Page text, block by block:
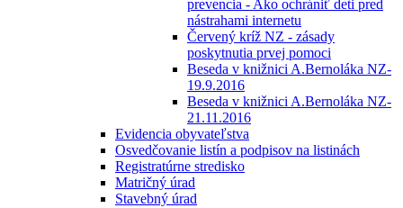
prevencia - Ako ochrániť deti pred
nástrahami internetu
Červený kríž NZ - zásady
poskytnutia prvej pomoci
Beseda v knižnici A.Bernoláka NZ-
19.9.2016
Beseda v knižnici A.Bernoláka NZ-
21.11.2016
Evidencia obyvateľstva
Osvedčovanie listín a podpisov na listinách
Registratúrne stredisko
Matričný úrad
Stavebný úrad